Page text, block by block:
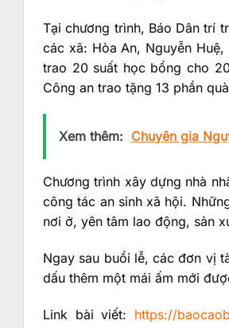
Tại chương trình, Báo Dân trí
các xã: Hòa An, Nguyễn
trao 20 suất học bổng cho
Công an trao tặng 13 phần
Xem thêm: Chuyên gia
Chương trình xây dựng nhà
công tác an sinh xã hội.
nơi ở, yên tâm lao động, sản
Ngay sau buổi lễ, các đơn vị
dấu thêm một mái ấm mới
Link bài viết: https://